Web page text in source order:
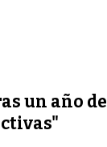
un año de